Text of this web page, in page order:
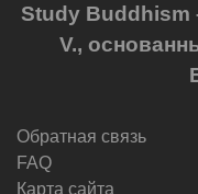
Study Buddhism
V.,
Обратная связь
FAQ
Карта сайта